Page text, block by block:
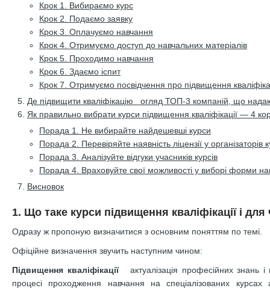
Крок 1. Вибираємо курс
Крок 2. Подаємо заявку
Крок 3. Оплачуємо навчання
Крок 4. Отримуємо доступ до навчальних матеріалів
Крок 5. Проходимо навчання
Крок 6. Здаємо іспит
Крок 7. Отримуємо посвідчення про підвищення
Де підвищити кваліфікацію огляд ТОП-3 компаній, що
Як правильно вибрати курси підвищення кваліфікації — 4
Порада 1. Не вибирайте найдешевші курси
Порада 2. Перевіряйте наявність ліцензії у організаторів
Порада 3. Аналізуйте відгуки учасників курсів
Порада 4. Враховуйте свої можливості у виборі форми
Висновок
1. Що таке курси підвищення кваліфікації і
Одразу ж пропоную визначитися з основним поняттям по темі.
Офіційне визначення звучить наступним чином:
Підвищення кваліфікаціїактуалізація професійних знань і
процесі проходження навчання на спеціалізованих